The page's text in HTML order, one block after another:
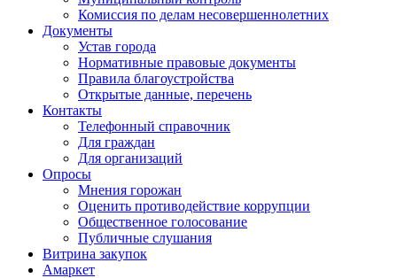
Комиссия по делам несовершеннолетних
Документы
Устав города
Нормативные правовые документы
Правила благоустройства
Открытые данные, перечень
Контакты
Телефонный справочник
Для граждан
Для организаций
Опросы
Мнения горожан
Оценить противодействие коррупции
Общественное голосование
Публичные слушания
Витрина закупок
Амаркет